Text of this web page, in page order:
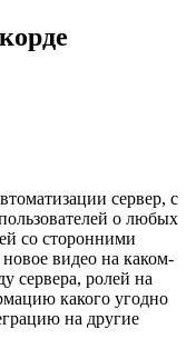
сервер, с
о любых
со сторонними
видео на каком-
сервера, ролей на
какого угодно
на другие